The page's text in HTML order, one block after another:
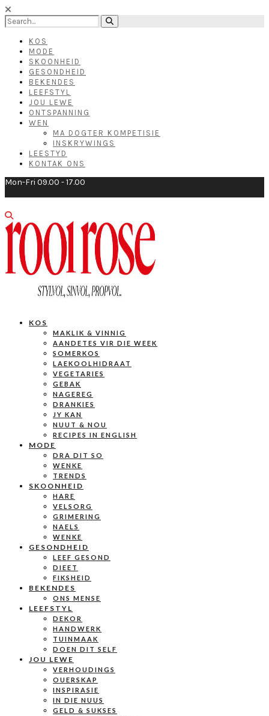
KOS
MODE
SKOONHEID
GESONDHEID
BEKENDES
LEEFSTYL
JOU LEWE
ONTSPANNING
WEN
MA DOGTER KOMPETISIE
INSKRYWINGS
LEESTYD
KONTAK ONS
Mon-Fri 09.00 - 17.00
KOS
MAKLIK & VINNIG
AANDETES VIR DIE WEEK
SOMERKOS
LAEKOOLHIDRAAT
VEGETARIES
GEBAK
NAGEREG
DRANKIES
JY KAN
NUUT & NOU
RECIPES IN ENGLISH
MODE
DRA DIT SO
WENKE
TRENDS
SKOONHEID
HARE
VELSORG
GRIMERING
NAELS
WENKE
GESONDHEID
LEEF GESOND
DIEET
FIKSHEID
BEKENDES
ONS MENSE
LEEFSTYL
DEKOR
HANDWERK
TUINMAAK
DOEN DIT SELF
JOU LEWE
VERHOUDINGS
OUERSKAP
INSPIRASIE
IN DIE NUUS
GELD & SUKSES